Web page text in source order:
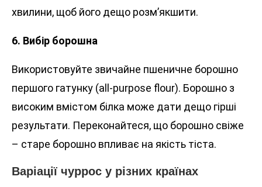
хвилини, щоб його дещо розм’якшити.
6. Вибір борошна
Використовуйте звичайне пшеничне борошно
першого гатунку (all-purpose flour). Борошно з
високим вмістом білка може дати дещо гірші
результати. Переконайтеся, що борошно свіже
– старе борошно впливає на якість тіста.
Варіації чуррос у різних країнах